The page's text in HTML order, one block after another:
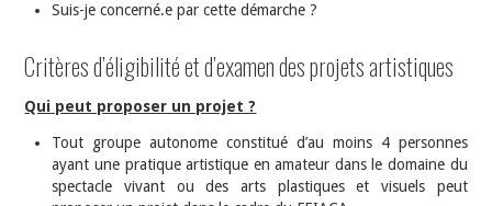
Suis-je concerné.e par cette démarche ?
Critères d’éligibilité et d’examen des projets artistiques
Qui peut proposer un projet ?
Tout groupe autonome constitué d’au moins 4 personnes
ayant une pratique artistique en amateur dans le domaine du
spectacle vivant ou des arts plastiques et visuels peut